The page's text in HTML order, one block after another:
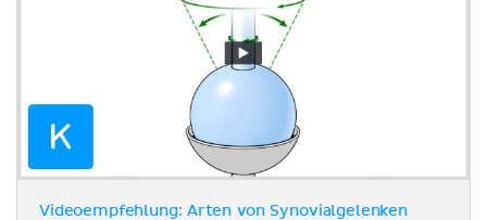
Videoempfehlung: Arten von Synovialgelenken